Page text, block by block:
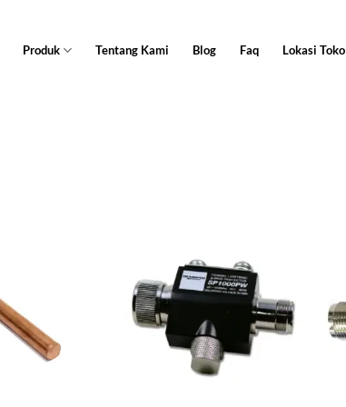
Produk Tentang Kami Blog Faq Lokasi Toko